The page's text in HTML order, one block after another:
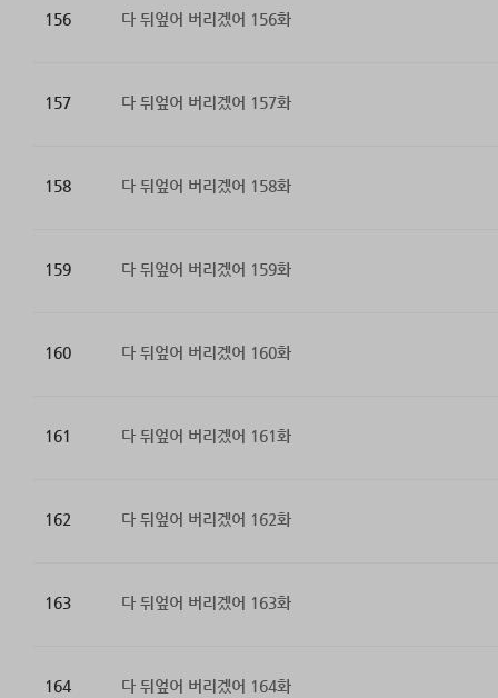
156 다 뒤엎어 버리겠어 156화
157 다 뒤엎어 버리겠어 157화
158 다 뒤엎어 버리겠어 158화
159 다 뒤엎어 버리겠어 159화
160 다 뒤엎어 버리겠어 160화
161 다 뒤엎어 버리겠어 161화
162 다 뒤엎어 버리겠어 162화
163 다 뒤엎어 버리겠어 163화
164 다 뒤엎어 버리겠어 164화